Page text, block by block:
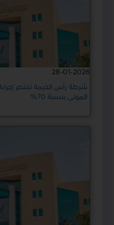
28-01-2026
شرطة رأس الخيمة تختصر
الموتى بنسبة 70%